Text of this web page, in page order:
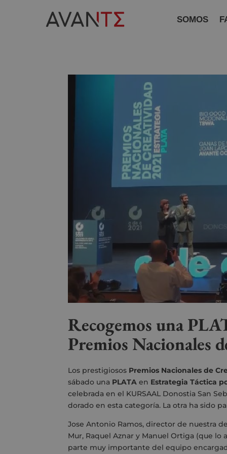
SOMOS
Recogemos una
Premios Nacionales
Los prestigiosos Premios Nacionales de
sábado una PLATA en Estrategia Táctica
celebrada en el KURSAAL Donostia San
dorado en esta categoría. La otra ha sido
Jose Antonio Ramos, director de nuestra
Mur, Raquel Aznar y Manuel Ortiga (que
parte muy importante del equipo